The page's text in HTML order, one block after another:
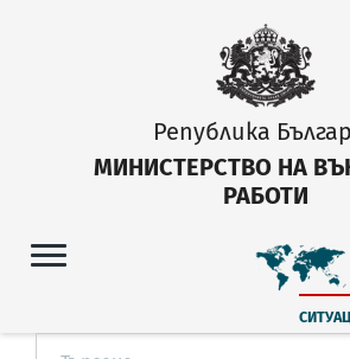
Република
МИНИСТЕРСТВО НА
РАБОТИ